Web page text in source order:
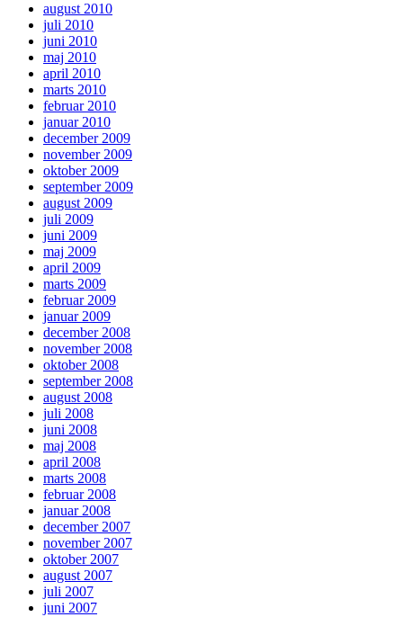
august 2010
juli 2010
juni 2010
maj 2010
april 2010
marts 2010
februar 2010
januar 2010
december 2009
november 2009
oktober 2009
september 2009
august 2009
juli 2009
juni 2009
maj 2009
april 2009
marts 2009
februar 2009
januar 2009
december 2008
november 2008
oktober 2008
september 2008
august 2008
juli 2008
juni 2008
maj 2008
april 2008
marts 2008
februar 2008
januar 2008
december 2007
november 2007
oktober 2007
august 2007
juli 2007
juni 2007